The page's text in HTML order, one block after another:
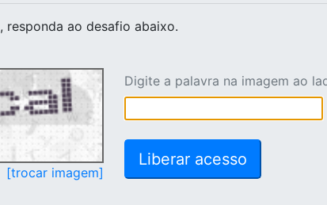
, responda ao desafio abaixo.
[trocar imagem]
Digite a palavra na imagem ao